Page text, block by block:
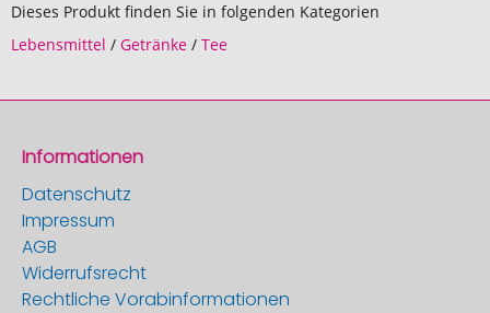
Dieses Produkt finden Sie in folgenden Kategorien
Lebensmittel / Getränke / Tee
Informationen
Datenschutz
Impressum
AGB
Widerrufsrecht
Rechtliche Vorabinformationen